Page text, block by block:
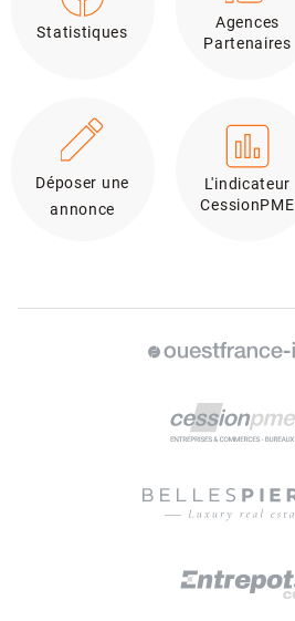
Statistiques
Agences
Partenaires
Déposer une
annonce
L'indicateur
CessionPME